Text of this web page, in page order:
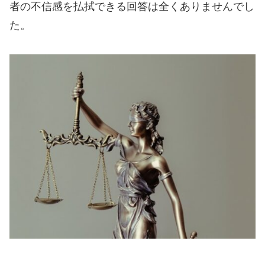
者の不信感を払拭できる回答は全くありませんでし
た。